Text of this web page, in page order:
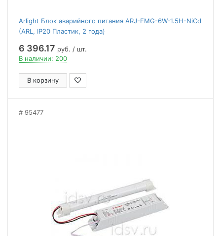
Arlight Блок аварийного питания ARJ-EMG-6W-1.5H-NiCd
(ARL, IP20 Пластик, 2 года)
6 396.17 руб. / шт.
В наличии: 200
В корзину
95477